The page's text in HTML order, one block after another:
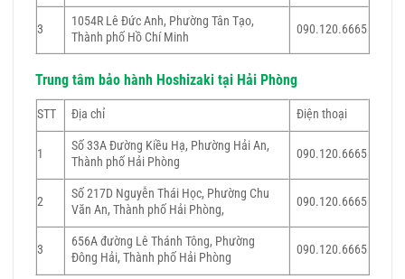
3
1054R Lê Đức Anh, Phường Tân Tạo,
Thành phố Hồ Chí Minh
090.120.6665
Trung tâm bảo hành Hoshizaki tại Hải Phòng
STT Địa chỉ Điện thoại
1
Số 33A Đường Kiều Hạ, Phường Hải An,
Thành phố Hải Phòng
090.120.6665
2
Số 217D Nguyễn Thái Học, Phường Chu
Văn An, Thành phố Hải Phòng,
090.120.6665
3
656A đường Lê Thánh Tông, Phường
Đông Hải, Thành phố Hải Phòng
090.120.6665